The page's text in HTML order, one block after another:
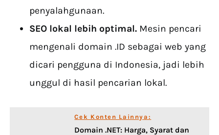
penyalahgunaan.
SEO lokal lebih optimal. Mesin pencari
mengenali domain .ID sebagai web yang
dicari pengguna di Indonesia, jadi lebih
unggul di hasil pencarian lokal.
Cek Konten Lainnya:
Domain .NET: Harga, Syarat dan